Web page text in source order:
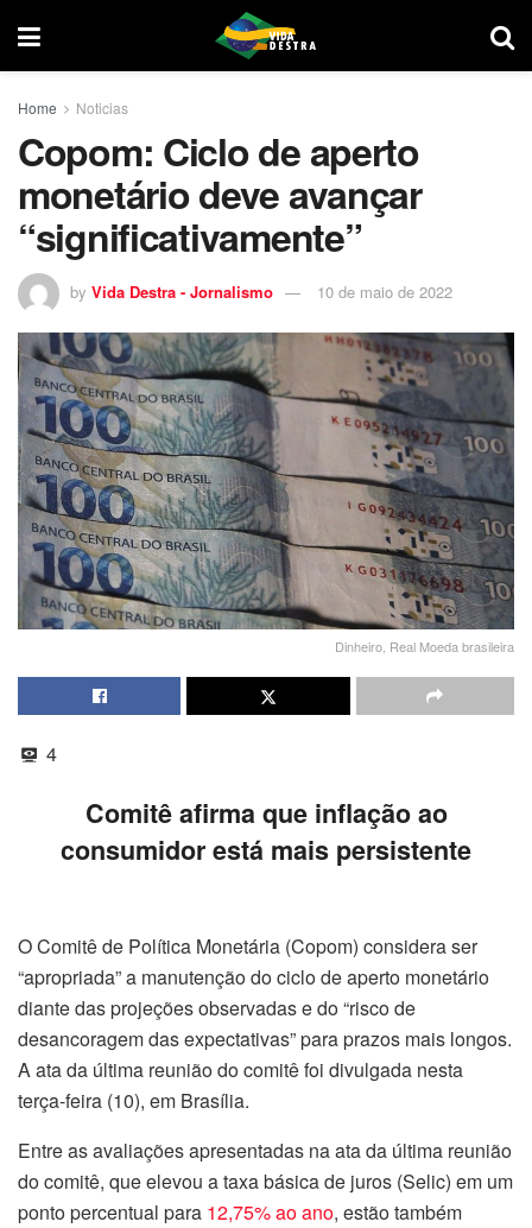
Home Noticias
Copom: Ciclo de aperto
monetário deve avançar
“significativamente”
by Vida Destra - Jornalismo 10 de maio de 2022
Dinheiro, Real Moeda brasileira
4
Comitê afirma que inflação ao
consumidor está mais persistente
O Comitê de Política Monetária (Copom) considera ser
“apropriada” a manutenção do ciclo de aperto monetário
diante das projeções observadas e do “risco de
desancoragem das expectativas” para prazos mais longos.
A ata da última reunião do comitê foi divulgada nesta
terça-feira (10), em Brasília.
Entre as avaliações apresentadas na ata da última reunião
do comitê, que elevou a taxa básica de juros (Selic) em um
ponto percentual para 12,75% ao ano, estão também